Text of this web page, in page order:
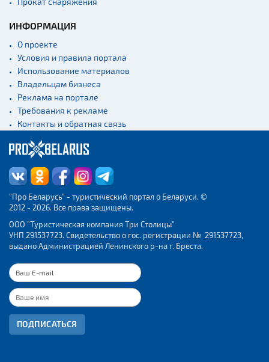
ИНФОРМАЦИЯ
О проекте
Условия и правила портала
Использование материалов
Владельцам бизнеса
Реклама на портале
Требования к рекламе
Контакты и обратная связь
"Про Беларусь" - туристический портал о Беларуси. ©
2012 - 2026. Все права защищены.
ООО "Туристическая компания Три Столицы"
УНП 291537723. Свидетельство о гос. регистрации № 291537723,
выдано Администрацией Ленинского р-на г. Бреста.
ПОДПИСАТЬСЯ